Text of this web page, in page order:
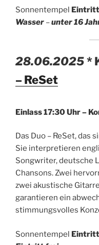
Sonnentempel
Wasser –unter 16
28.06.2025*
– ReSet
Einlass17:30 Uhr –
Das Duo – ReSet, das
Sie interpretieren
Songwriter, deutsche
Chansons. Zwei
zwei akustische
garantieren ein
stimmungsvolles
Sonnentempel Eintritt